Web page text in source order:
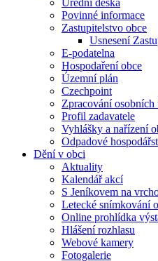
Úřední deska
Povinné informace
Zastupitelstvo obce
Usnesení
E-podatelna
Hospodaření obce
Územní plán
Czechpoint
Zpracování
Profil zadavatele
Vyhlášky a nařízení
Odpadové
Dění v obci
Aktuality
Kalendář akcí
S Jeníkovem na
Letecké snímkování
Online prohlídka
Hlášení rozhlasu
Webové kamery
Fotogalerie